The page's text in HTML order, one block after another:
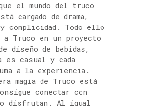
el mundo del truco
cargado de drama,
complicidad. Todo ello
Truco en un proyecto
diseño de bebidas,
es casual y cada
a la experiencia.
magia de Truco está
conectar con
disfrutan. Al igual